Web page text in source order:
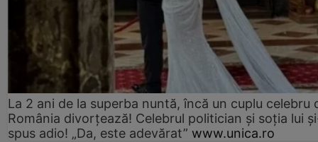
La 2 ani de la superba nuntă, încă un cuplu celebru
România divorțează! Celebrul politician și soția lui
spus adio! „Da, este adevărat” www.unica.ro